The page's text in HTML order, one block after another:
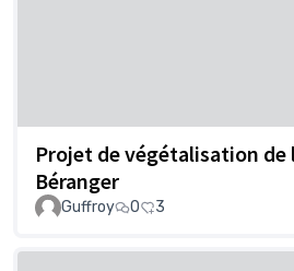
Projet de végétalisation de
Béranger
Guffroy 0 3